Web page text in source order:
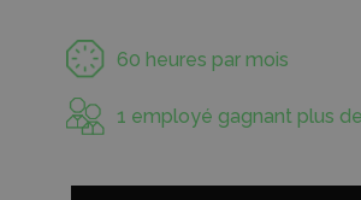
60 heures par mois
1 employé gagnant plus